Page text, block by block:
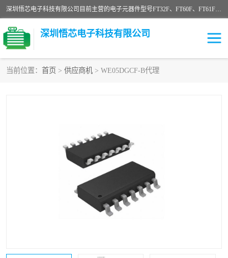
深圳悟芯电子科技有限公司目前主营的电子元器件型号FT32F、FT60F、FT61F、FT62F、FT64F、FT61FC、MCU EEPROM MOS LDO 稳压管 触摸IC DC-DC AC-DC 协议IC等，广泛应用于LED射灯、LED日光灯、等诸多领域。
深圳悟芯电子科技有限公司
当前位置： 首页 > 供应商机 > WE05DGCF-B代理
FT32F
FT61F
FT64F